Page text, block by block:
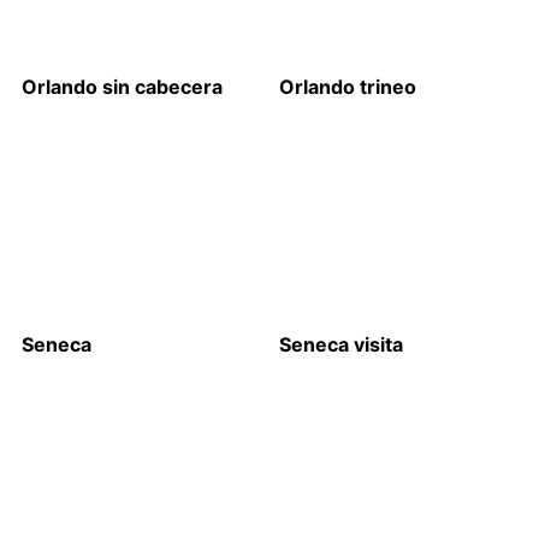
Orlando sin cabecera Orlando trineo
Seneca Seneca visita